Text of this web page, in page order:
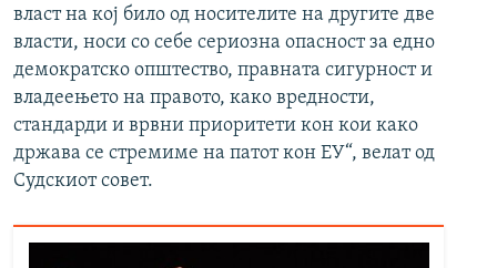
власт на кој било од носителите на другите две
власти, носи со себе сериозна опасност за едно
демократско општество, правната сигурност и
владеењето на правото, како вредности,
стандарди и врвни приоритети кон кои како
држава се стремиме на патот кон ЕУ“, велат од
Судскиот совет.